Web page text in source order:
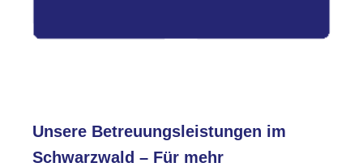
Unsere Betreuungsleistungen im
Schwarzwald – Für mehr